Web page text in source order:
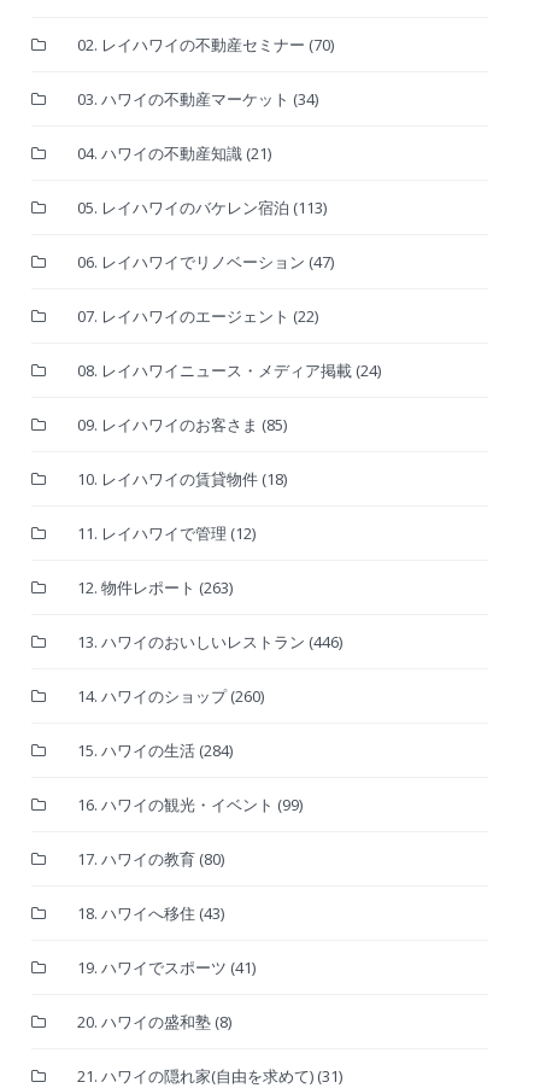
02. レイハワイの不動産セミナー (70)
03. ハワイの不動産マーケット (34)
04. ハワイの不動産知識 (21)
05. レイハワイのバケレン宿泊 (113)
06. レイハワイでリノベーション (47)
07. レイハワイのエージェント (22)
08. レイハワイニュース・メディア掲載 (24)
09. レイハワイのお客さま (85)
10. レイハワイの賃貸物件 (18)
11. レイハワイで管理 (12)
12. 物件レポート (263)
13. ハワイのおいしいレストラン (446)
14. ハワイのショップ(260)
15. ハワイの生活 (284)
16. ハワイの観光・イベント (99)
17. ハワイの教育 (80)
18. ハワイへ移住 (43)
19. ハワイでスポーツ (41)
20. ハワイの盛和塾 (8)
21. ハワイの隠れ家(自由を求めて) (31)